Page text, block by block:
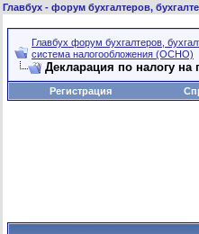
Главбух - форум бухгалтеров,
Главбух форум бухгалтеров,
система налогообложения (ОСНО)
Декларация по налогу
Регистрация